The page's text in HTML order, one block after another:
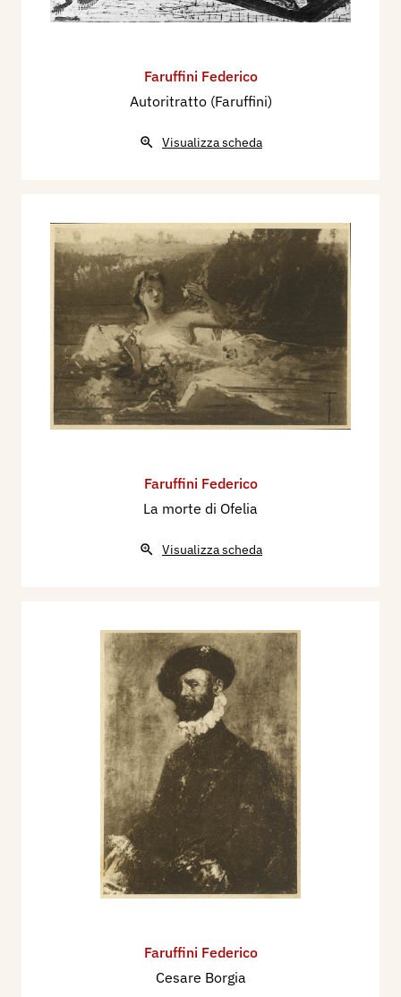
Faruffini Federico
Autoritratto (Faruffini)
Visualizza scheda
Faruffini Federico
La morte di Ofelia
Visualizza scheda
Faruffini Federico
Cesare Borgia